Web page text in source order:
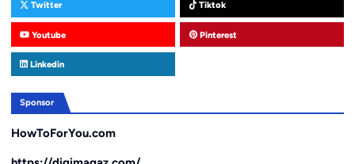
Twitter Tiktok
Youtube Pinterest
Linkedin
Sponsor
HowToForYou.com